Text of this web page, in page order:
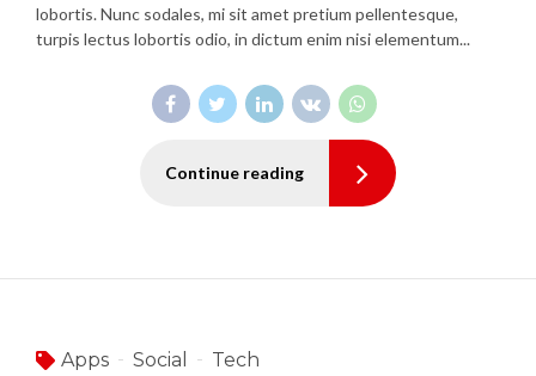
lobortis. Nunc sodales, mi sit amet pretium pellentesque,
turpis lectus lobortis odio, in dictum enim nisi elementum...
Continue reading
Apps Social Tech